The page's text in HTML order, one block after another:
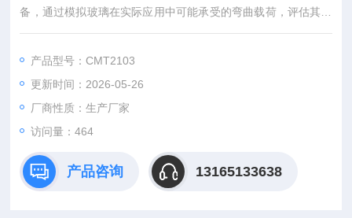
备，通过模拟玻璃在实际应用中可能承受的弯曲载荷，评估其抗
弯曲强度、弹性模量、断裂韧性等关键力学指标，是玻璃材料研
产品型号：CMT2103
更新时间：2026-05-26
厂商性质：生产厂家
访问量：464
产品咨询 13165133638